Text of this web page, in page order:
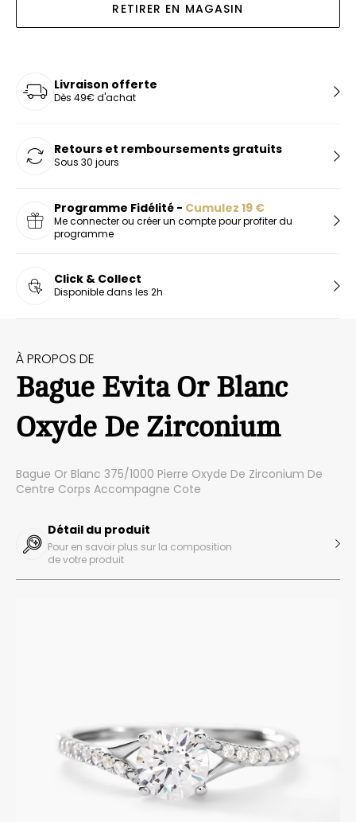
RETIRER EN MAGASIN
Livraison offerte
Dès 49€ d'achat
Retours et remboursements gratuits
Sous 30 jours
Programme Fidélité - Cumulez 19 €
Me connecter ou créer un compte pour profiter du
programme
Click & Collect
Disponible dans les 2h
À PROPOS DE
Bague Evita Or Blanc
Oxyde De Zirconium
Bague Or Blanc 375/1000 Pierre Oxyde De Zirconium De
Centre Corps Accompagne Cote
Détail du produit
Pour en savoir plus sur la composition
de votre produit